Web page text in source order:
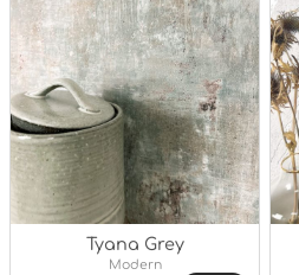
Tyana Grey
Stil:
Modern